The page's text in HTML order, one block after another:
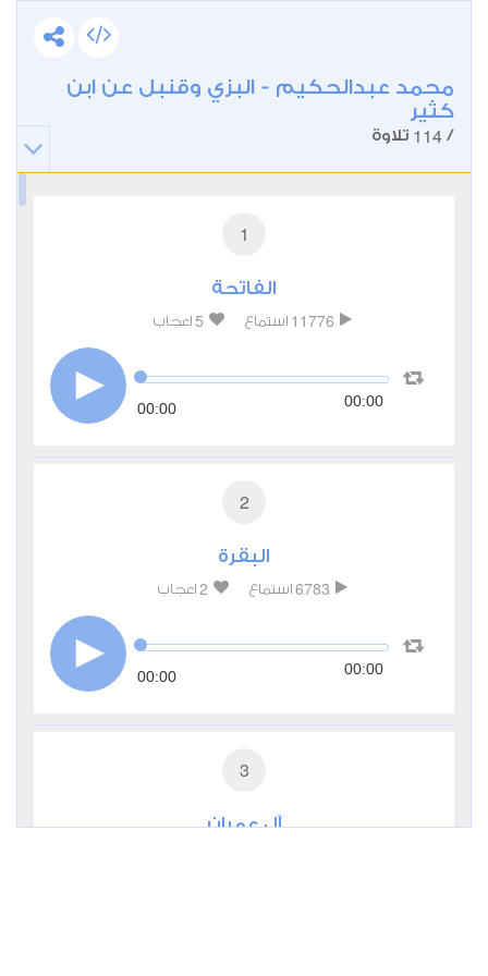
محمد عبدالحكيم - البزي وقنبل عن ابن
كثير
/
114 تلاوة
1
الفاتحة
11776 استماع 5 اعجاب
00:00 00:00
2
البقرة
6783 استماع 2 اعجاب
00:00 00:00
3
آل عمران